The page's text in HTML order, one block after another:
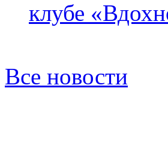
клубе
Все новости